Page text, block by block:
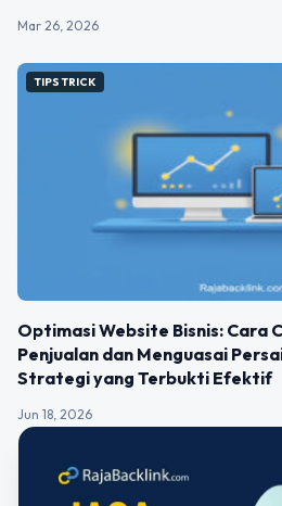
Mar 26, 2026
TIPS TRICK
Optimasi Website Bisnis: Cara
Penjualan dan Menguasai
Strategi yang Terbukti Efektif
Jun 18, 2026